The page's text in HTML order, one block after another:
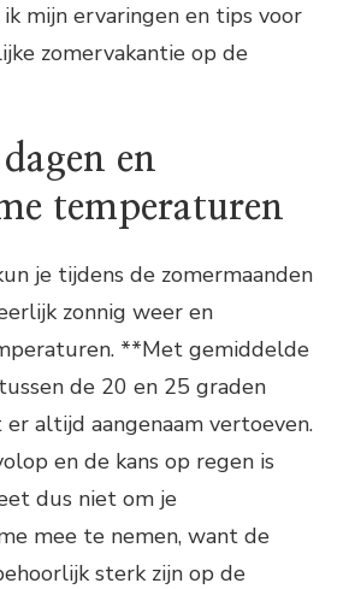
mijn ervaringen en tips voor
zomervakantie op de
en
temperaturen
je tijdens de zomermaanden
zonnig weer en
**Met gemiddelde
de 20 en 25 graden
altijd aangenaam vertoeven.
en de kans op regen is
dus niet om je
mee te nemen, want de
sterk zijn op de